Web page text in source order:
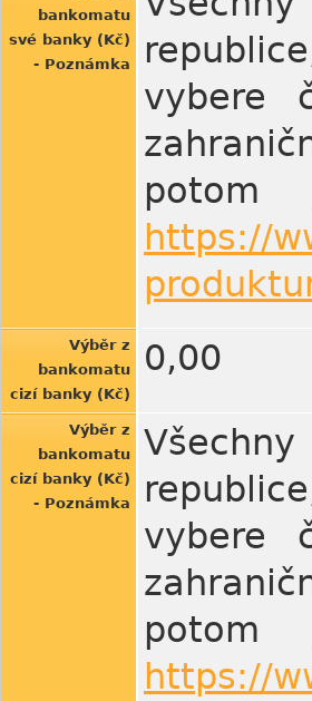
bankomatu
své banky (Kč)
- Poznámka
vybere
https://
Výběr z
bankomatu
cizí banky (Kč)
0,00
Výběr z
bankomatu
cizí banky (Kč)
- Poznámka
vybere
https://